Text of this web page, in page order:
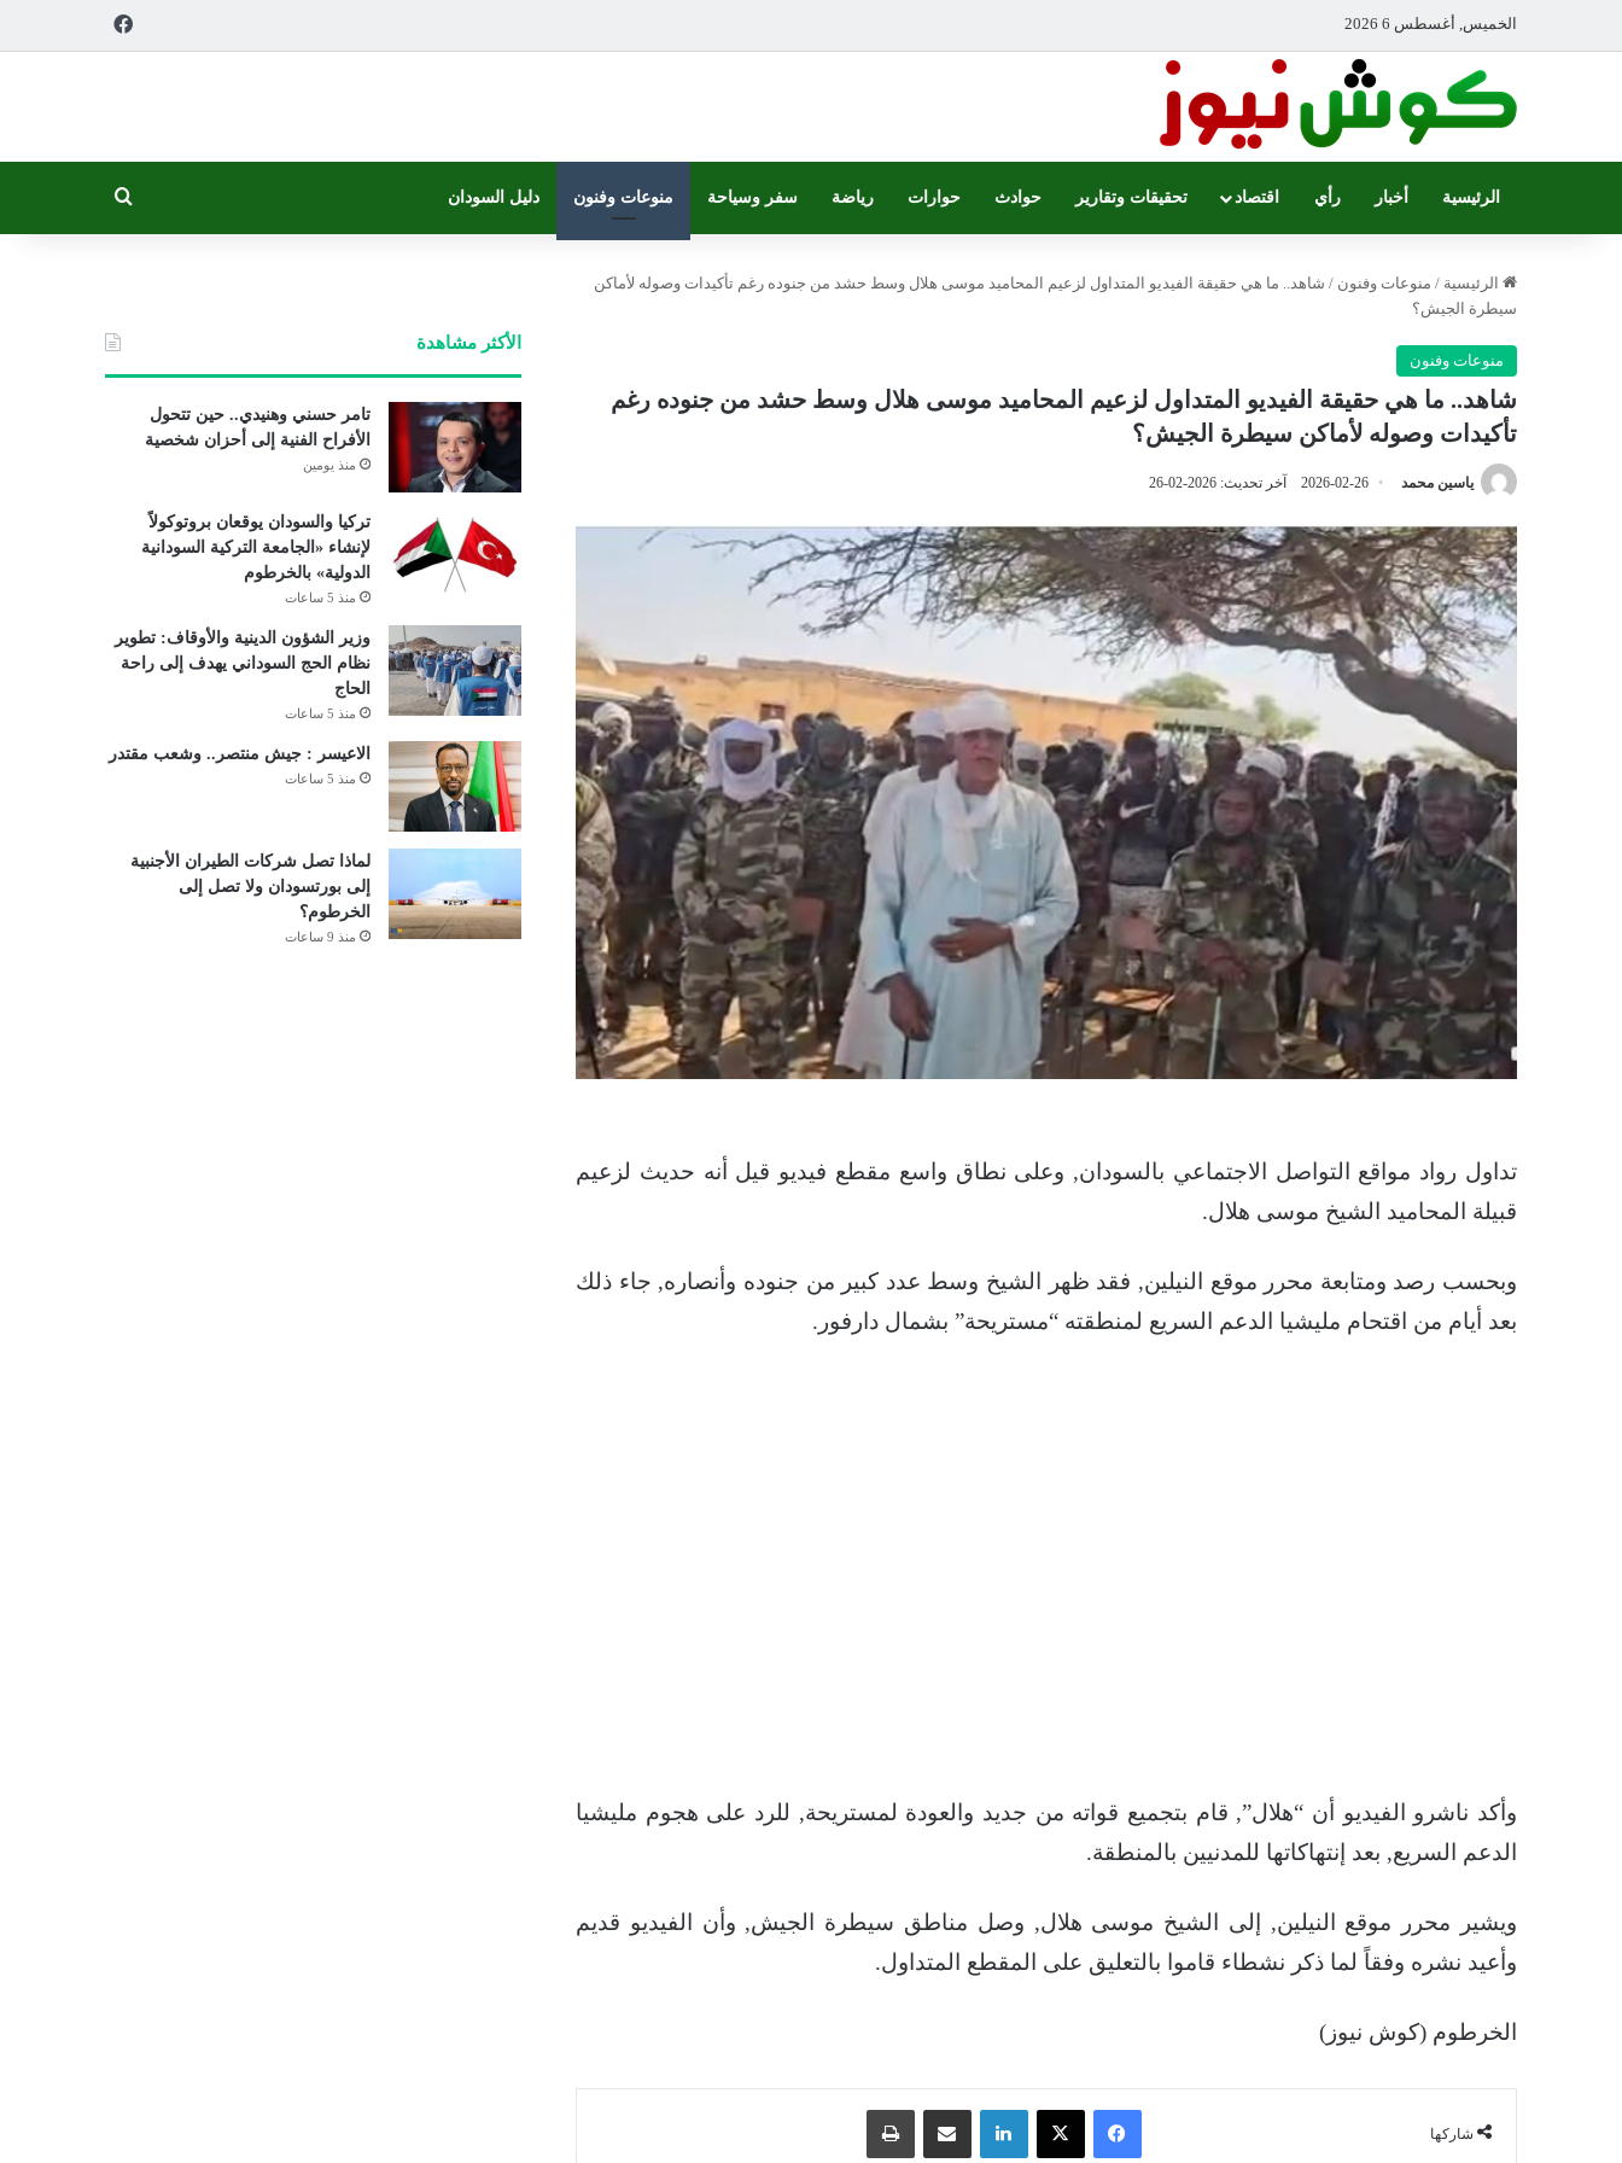
الخميس, أغسطس 6 2026
الرئيسية أخبار رأي اقتصاد تحقيقات وتقارير حوادث حوارات رياضة سفر وسياحة منوعات وفنون دليل السودان
الرئيسية / منوعات وفنون / شاهد.. ما هي حقيقة الفيديو المتداول لزعيم المحاميد موسى هلال وسط حشد من جنوده رغم تأكيدات وصوله لأماكن
سيطرة الجيش؟
منوعات وفنون
شاهد.. ما هي حقيقة الفيديو المتداول لزعيم المحاميد موسى هلال وسط حشد من جنوده رغم
تأكيدات وصوله لأماكن سيطرة الجيش؟
ياسين محمد 2026-02-26 آخر تحديث: 2026-02-26
تداول رواد مواقع التواصل الاجتماعي بالسودان, وعلى نطاق واسع مقطع فيديو قيل أنه حديث لزعيم
قبيلة المحاميد الشيخ موسى هلال.
وبحسب رصد ومتابعة محرر موقع النيلين, فقد ظهر الشيخ وسط عدد كبير من جنوده وأنصاره, جاء ذلك
بعد أيام من اقتحام مليشيا الدعم السريع لمنطقته “مستريحة” بشمال دارفور.
وأكد ناشرو الفيديو أن “هلال”, قام بتجميع قواته من جديد والعودة لمستريحة, للرد على هجوم مليشيا
الدعم السريع, بعد إنتهاكاتها للمدنيين بالمنطقة.
ويشير محرر موقع النيلين, إلى الشيخ موسى هلال, وصل مناطق سيطرة الجيش, وأن الفيديو قديم
وأعيد نشره وفقاً لما ذكر نشطاء قاموا بالتعليق على المقطع المتداول.
الخرطوم (كوش نيوز)
شاركها
فيسبوك ‫X لينكدإن مشاركة عبر البريد
الأكثر مشاهدة
تامر حسني وهنيدي.. حين تتحول
الأفراح الفنية إلى أحزان شخصية
منذ يومين
تركيا والسودان يوقعان بروتوكولاً
لإنشاء «الجامعة التركية السودانية
الدولية» بالخرطوم
منذ 5 ساعات
وزير الشؤون الدينية والأوقاف: تطوير
نظام الحج السوداني يهدف إلى راحة
الحاج
منذ 5 ساعات
الاعيسر : جيش منتصر.. وشعب مقتدر
منذ 5 ساعات
لماذا تصل شركات الطيران الأجنبية
إلى بورتسودان ولا تصل إلى
الخرطوم؟
منذ 9 ساعات